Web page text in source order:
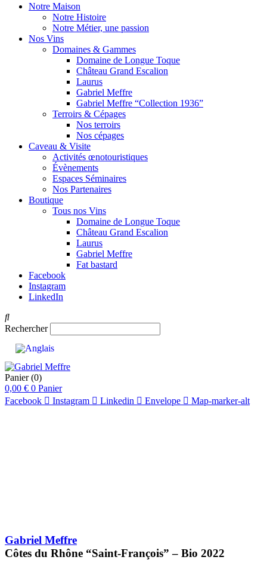
Notre Maison
Notre Histoire
Notre Métier, une passion
Nos Vins
Domaines & Gammes
Domaine de Longue Toque
Château Grand Escalion
Laurus
Gabriel Meffre
Gabriel Meffre “Collection 1936”
Terroirs & Cépages
Nos terroirs
Nos cépages
Caveau & Visite
Activités œnotouristiques
Évènements
Espaces Séminaires
Nos Partenaires
Boutique
Tous nos Vins
Domaine de Longue Toque
Château Grand Escalion
Laurus
Gabriel Meffre
Fat bastard
Facebook
Instagram
LinkedIn
Rechercher
Panier (0)
0,00 € 0 Panier
Facebook
Instagram Linkedin Envelope Map-marker-alt
Gabriel Meffre
Côtes du Rhône “Saint-François” – Bio 2022